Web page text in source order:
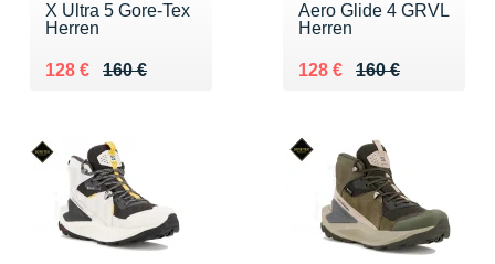
X Ultra 5 Gore-Tex
Herren
160 €
Au lieu de 160 €
128 €
Vendu 128 €
Aero Glide 4 GRVL
Herren
160 €
Au lieu de 160 €
128 €
Vendu 128 €